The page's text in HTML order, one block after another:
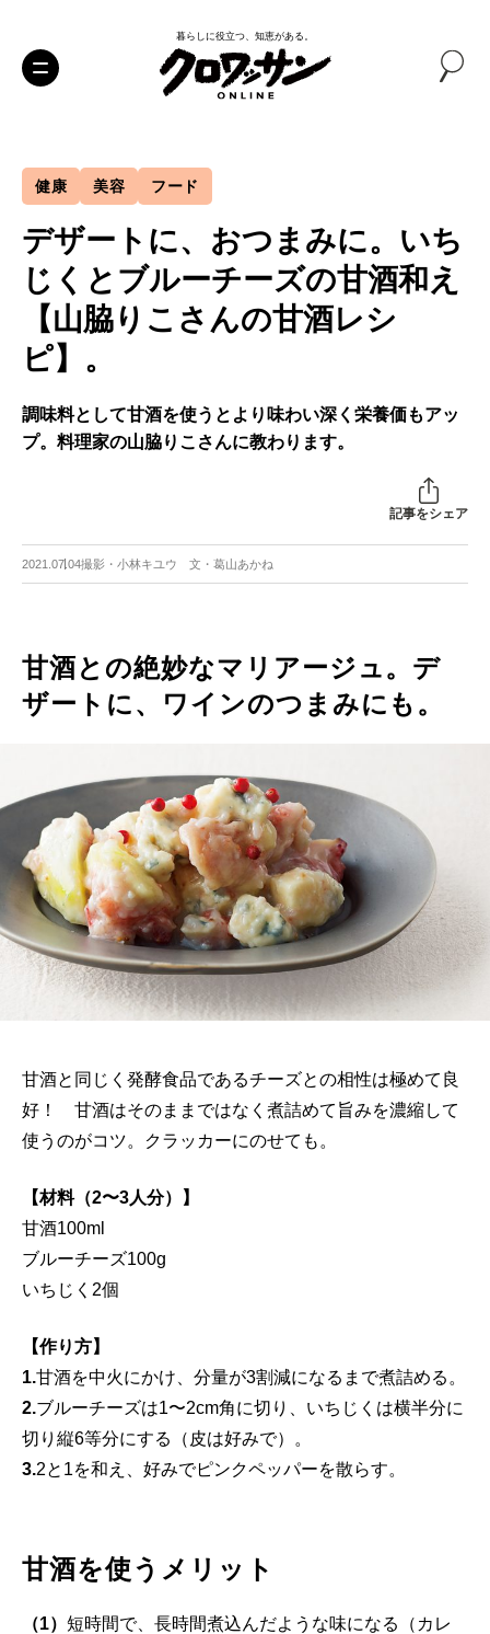
暮らしに役立つ、知恵がある。
健康 美容 フード
デザートに、おつまみに。いち
じくとブルーチーズの甘酒和え
【山脇りこさんの甘酒レシ
ピ】。
調味料として甘酒を使うとより味わい深く栄養価もアッ
プ。料理家の山脇りこさんに教わります。
記事をシェア
2021.07.04撮影・小林キユウ 文・葛山あかね
甘酒との絶妙なマリアージュ。デ
ザートに、ワインのつまみにも。
甘酒と同じく発酵食品であるチーズとの相性は極めて良
好！ 甘酒はそのままではなく煮詰めて旨みを濃縮して
使うのがコツ。クラッカーにのせても。
【材料（2〜3人分）】
甘酒100ml
ブルーチーズ100g
いちじく2個
【作り方】
1.甘酒を中火にかけ、分量が3割減になるまで煮詰める。
2.ブルーチーズは1〜2cm角に切り、いちじくは横半分に
切り縦6等分にする（皮は好みで）。
3.2と1を和え、好みでピンクペッパーを散らす。
甘酒を使うメリット
（1） 短時間で、長時間煮込んだような味になる（カレ